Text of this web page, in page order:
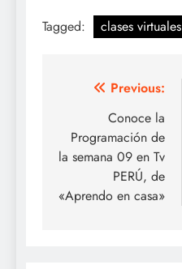
Tagged: clases virtuales
Navegación
entradas
Previous:
Conoce la
Programación de
la semana 09 en Tv
PERÚ, de
«Aprendo en casa»